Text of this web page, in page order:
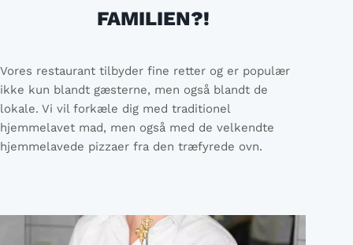
FAMILIEN?!
Vores restaurant tilbyder fine retter og er populær
ikke kun blandt gæsterne, men også blandt de
lokale. Vi vil forkæle dig med traditionel
hjemmelavet mad, men også med de velkendte
hjemmelavede pizzaer fra den træfyrede ovn.